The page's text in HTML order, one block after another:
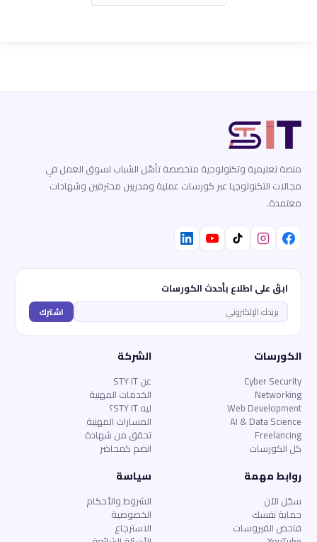
منصة تعليمية وتكنولوجية متخصصة تأهّل الشباب لسوق العمل في
مجالات التكنولوجيا عبر كورسات عملية ومدربين محترفين وشهادات
معتمدة.
ابقَ على اطلاع بأحدث الكورسات
اشترك
الكورسات
Cyber Security
Networking
Web Development
AI & Data Science
Freelancing
كل الكورسات
الشركة
عن STY IT
الخدمات المهنية
ليه STY IT؟
المسارات المهنية
تحقق من شهادة
انضم كمحاضر
روابط مهمة
سجّل الآن
حماية نفسك
فاحص الفيروسات
سياسة
الشروط والأحكام
الخصوصية
الاسترجاع